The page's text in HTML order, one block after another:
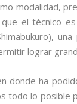
modalidad,
el técnico
lograr
donde ha
todo lo posible